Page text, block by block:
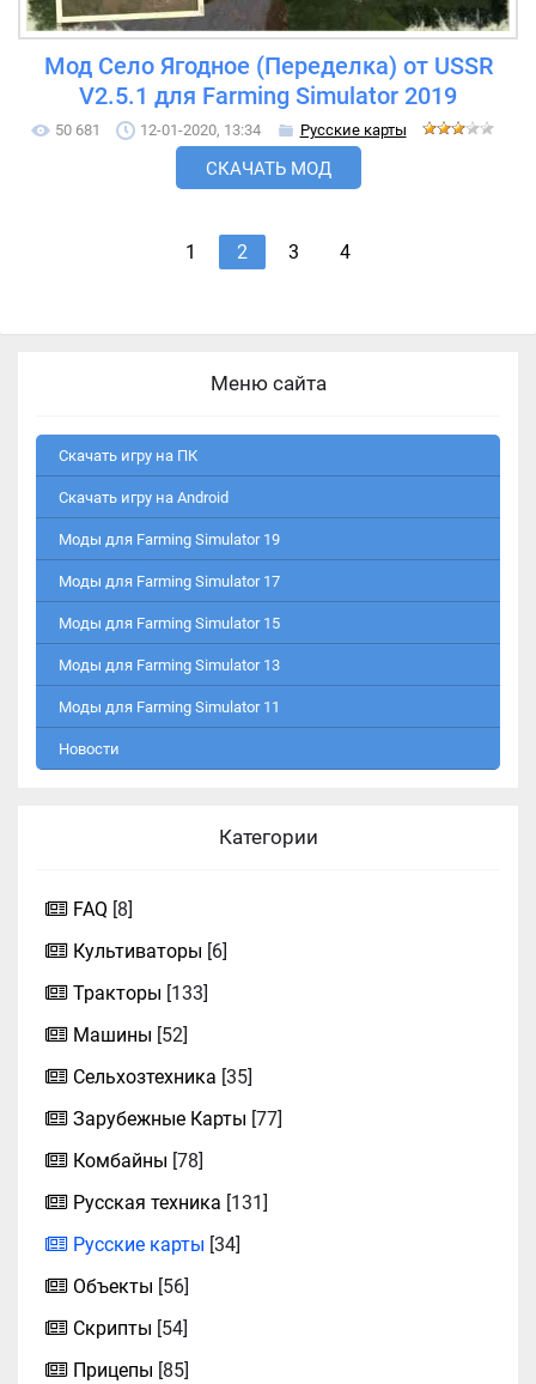
Мод Село Ягодное (Переделка) от USSR
V2.5.1 для Farming Simulator 2019
50 681 12-01-2020, 13:34 Русские карты
СКАЧАТЬ МОД
1 2 3 4
Меню сайта
Скачать игру на ПК
Скачать игру на Android
Моды для Farming Simulator 19
Моды для Farming Simulator 17
Моды для Farming Simulator 15
Моды для Farming Simulator 13
Моды для Farming Simulator 11
Новости
Категории
FAQ [8]
Культиваторы [6]
Тракторы [133]
Машины [52]
Сельхозтехника [35]
Зарубежные Карты [77]
Комбайны [78]
Русская техника [131]
Русские карты [34]
Объекты [56]
Скрипты [54]
Прицепы [85]